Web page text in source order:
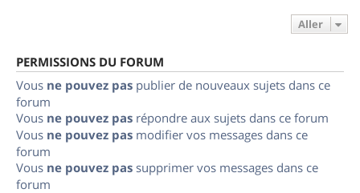
Aller
PERMISSIONS DU FORUM
Vous ne pouvez pas publier de nouveaux sujets dans ce
forum
Vous ne pouvez pas répondre aux sujets dans ce forum
Vous ne pouvez pas modifier vos messages dans ce
forum
Vous ne pouvez pas supprimer vos messages dans ce
forum